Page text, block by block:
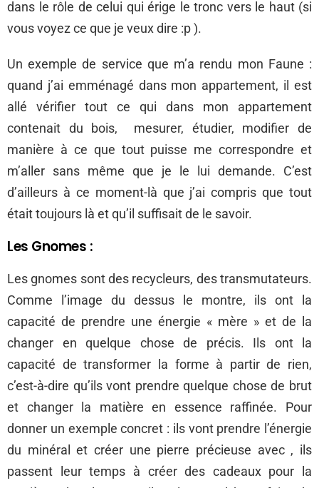
dans le rôle de celui qui érige le tronc vers le haut (si
vous voyez ce que je veux dire :p ).
Un exemple de service que m’a rendu mon Faune :
quand j’ai emménagé dans mon appartement, il est
allé vérifier tout ce qui dans mon appartement
contenait du bois, mesurer, étudier, modifier de
manière à ce que tout puisse me correspondre et
m’aller sans même que je le lui demande. C’est
d’ailleurs à ce moment-là que j’ai compris que tout
était toujours là et qu’il suffisait de le savoir.
Les Gnomes :
Les gnomes sont des recycleurs, des transmutateurs.
Comme l’image du dessus le montre, ils ont la
capacité de prendre une énergie « mère » et de la
changer en quelque chose de précis. Ils ont la
capacité de transformer la forme à partir de rien,
c’est-à-dire qu’ils vont prendre quelque chose de brut
et changer la matière en essence raffinée. Pour
donner un exemple concret : ils vont prendre l’énergie
du minéral et créer une pierre précieuse avec , ils
passent leur temps à créer des cadeaux pour la